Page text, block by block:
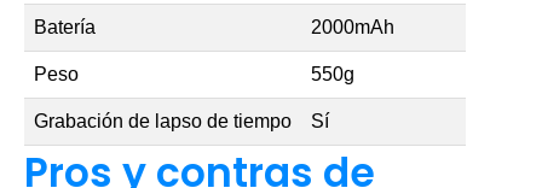
Batería 2000mAh
Peso 550g
Grabación de lapso de tiempo Sí
Pros y contras de